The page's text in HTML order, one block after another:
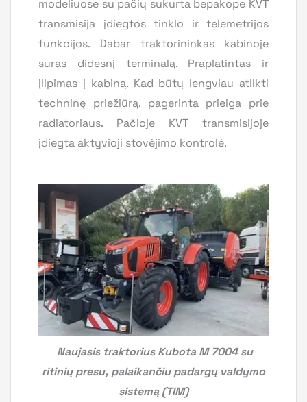
modeliuose su pačių sukurta bepakope KVT
transmisija įdiegtos tinklo ir telemetrijos
funkcijos. Dabar traktorininkas kabinoje
suras didesnį terminalą. Praplatintas ir
įlipimas į kabiną. Kad būtų lengviau atlikti
techninę priežiūrą, pagerinta prieiga prie
radiatoriaus. Pačioje KVT transmisijoje
įdiegta aktyvioji stovėjimo kontrolė.
Naujasis traktorius Kubota M 7004 su
ritinių presu, palaikančiu padargų valdymo
sistemą (TIM)